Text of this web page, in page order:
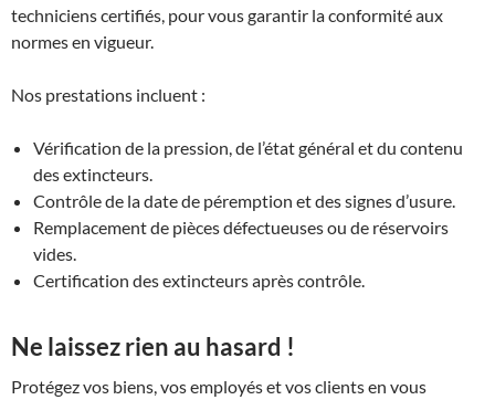
techniciens certifiés, pour vous garantir la conformité aux
normes en vigueur.
Nos prestations incluent :
Vérification de la pression, de l’état général et du contenu
des extincteurs.
Contrôle de la date de péremption et des signes d’usure.
Remplacement de pièces défectueuses ou de réservoirs
vides.
Certification des extincteurs après contrôle.
Ne laissez rien au hasard !
Protégez vos biens, vos employés et vos clients en vous